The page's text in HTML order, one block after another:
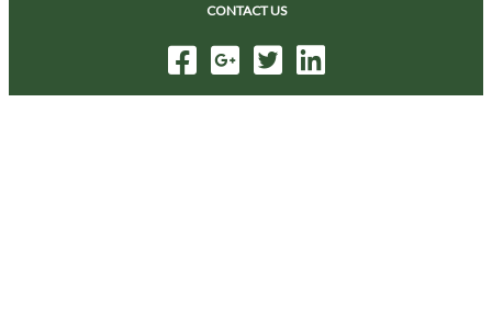
CONTACT US